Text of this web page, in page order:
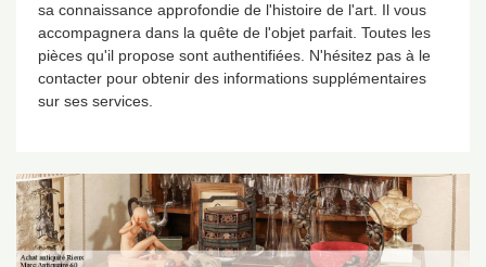
sa connaissance approfondie de l'histoire de l'art. Il vous
accompagnera dans la quête de l'objet parfait. Toutes les
pièces qu'il propose sont authentifiées. N'hésitez pas à le
contacter pour obtenir des informations supplémentaires
sur ses services.